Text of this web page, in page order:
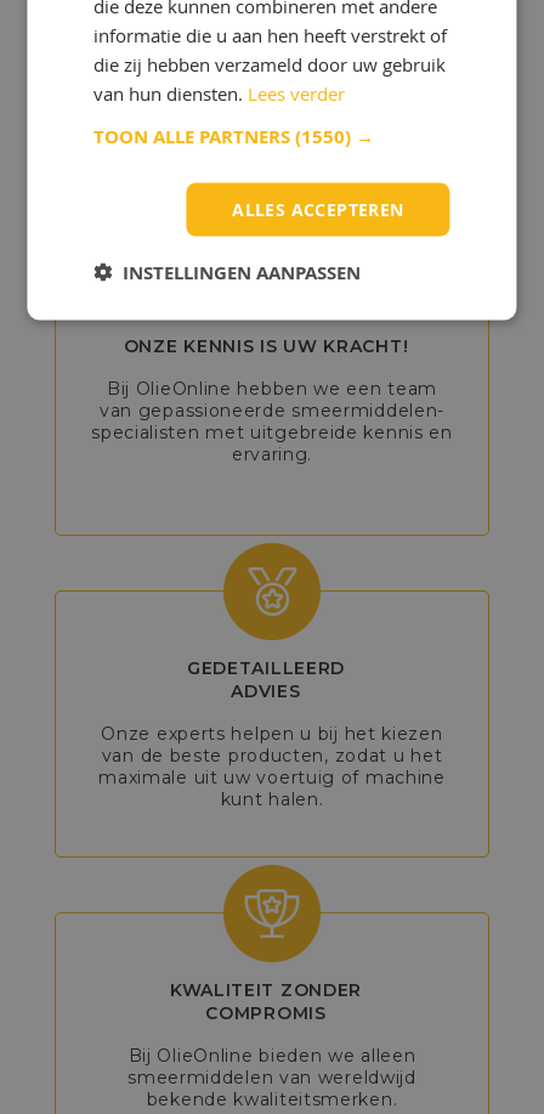
van OlieOnline!
Wilt u olie kopen bij OlieOnline?
Dan profiteert u van veel
ONZE KENNIS IS UW KRACHT!
Bij OlieOnline hebben we een team
van gepassioneerde smeermiddelen-
specialisten met uitgebreide kennis en
ervaring.
GEDETAILLEERD
ADVIES
Onze experts helpen u bij het kiezen
van de beste producten, zodat u het
maximale uit uw voertuig of machine
kunt halen.
KWALITEIT ZONDER
COMPROMIS
Bij OlieOnline bieden we alleen
smeermiddelen van wereldwijd
bekende kwaliteitsmerken.
die deze kunnen combineren met andere
informatie die u aan hen heeft verstrekt of
die zij hebben verzameld door uw gebruik
van hun diensten. Lees verder
TOON ALLE PARTNERS(1550) →
ALLES ACCEPTEREN
INSTELLINGEN AANPASSEN